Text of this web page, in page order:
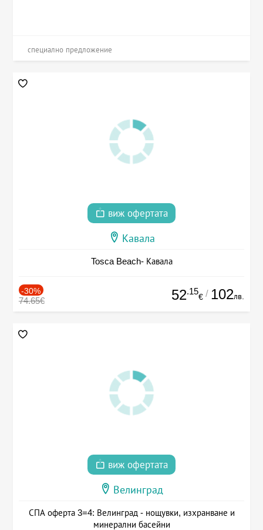
специално предложение
виж офертата
Кавала
Tosca Beach- Кавала
-30%
74.65€ 52.15
€ / 102лв.
виж офертата
Велинград
СПА оферта 3=4: Велинград - нощувки, изхранване и
минерални басейни